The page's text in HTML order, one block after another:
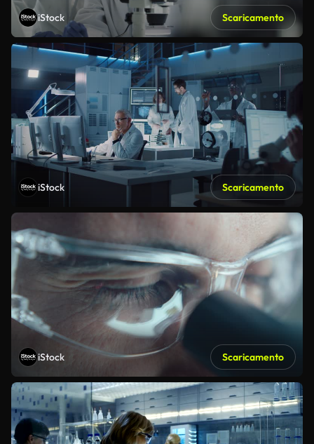
iStock Scaricamento
iStock Scaricamento
iStock Scaricamento